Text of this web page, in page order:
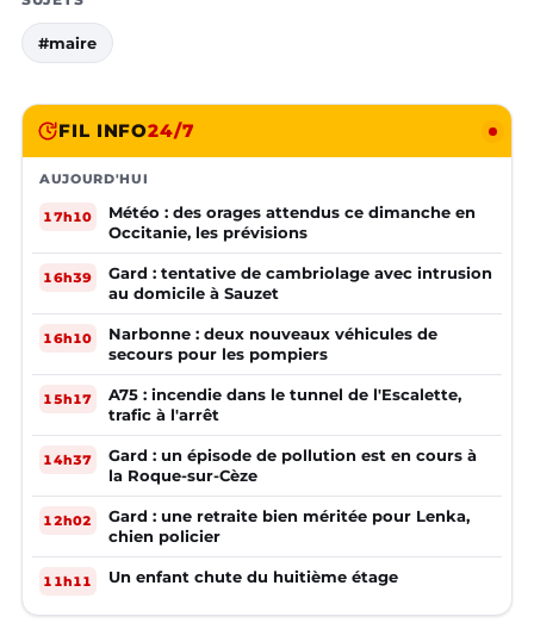
#maire
FIL INFO24/7
AUJOURD'HUI
17h10
Météo : des orages attendus ce dimanche en
Occitanie, les prévisions
16h39
Gard : tentative de cambriolage avec intrusion
au domicile à Sauzet
16h10
Narbonne : deux nouveaux véhicules de
secours pour les pompiers
15h17
A75 : incendie dans le tunnel de l'Escalette,
trafic à l'arrêt
14h37
Gard : un épisode de pollution est en cours à
la Roque-sur-Cèze
12h02
Gard : une retraite bien méritée pour Lenka,
chien policier
11h11 Un enfant chute du huitième étage